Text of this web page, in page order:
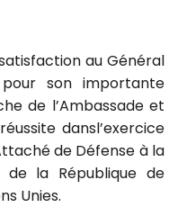
au Général
son importante
de l’Ambassade et
dansl’exercice
de Défense à la
de la République de
Unies.